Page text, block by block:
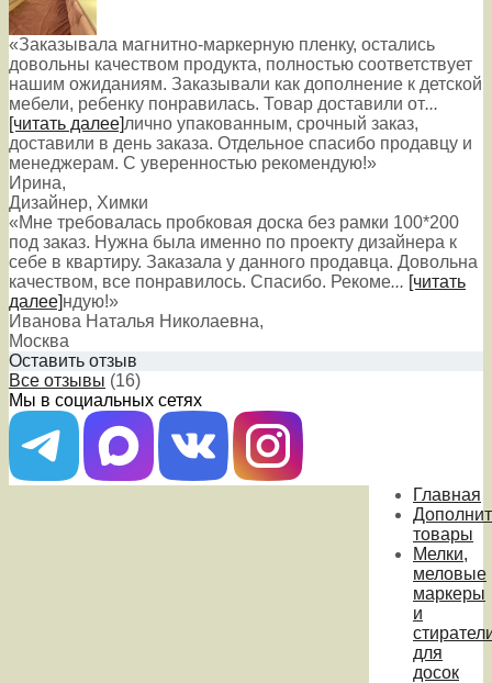
«Заказывала магнитно-маркерную пленку, остались
довольны качеством продукта, полностью соответствует
нашим ожиданиям. Заказывали как дополнение к детской
мебели, ребенку понравилась. Товар доставили от...
[читать далее]лично упакованным, срочный заказ,
доставили в день заказа. Отдельное спасибо продавцу и
менеджерам. С уверенностью рекомендую!»
Ирина,
Дизайнер, Химки
«Мне требовалась пробковая доска без рамки 100*200
под заказ. Нужна была именно по проекту дизайнера к
себе в квартиру. Заказала у данного продавца. Довольна
качеством, все понравилось. Спасибо. Рекоме... [читать
далее]ндую!»
Иванова Наталья Николаевна,
Москва
Оставить отзыв
Все отзывы (16)
Мы в социальных сетях
Главная
товары
Мелки,
меловые
маркеры
и
для
досок